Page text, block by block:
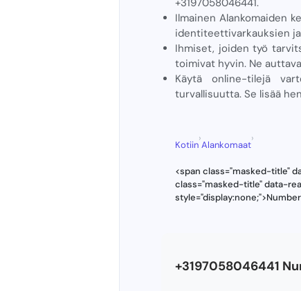
Ilmainen Alankomaiden
identiteettivarkauksien
Ihmiset, joiden työ
toimivat hyvin. Ne
Käytä online-tilejä
turvallisuutta. Se lisää
Kotiin
›
Alankomaat
›
<span class="masked-title"
class="masked-title" data-
+3197058046441